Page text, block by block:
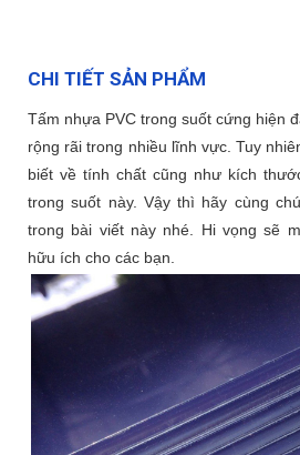
CHI TIẾT SẢN PHẨM
Tấm nhựa PVC trong suốt cứng hiện
rộng rãi trong nhiều lĩnh vực. Tuy
biết về tính chất cũng như kích
trong suốt này. Vậy thì hãy cùng
trong bài viết này nhé. Hi vọng sẽ
hữu ích cho các bạn.